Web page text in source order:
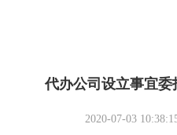
代办公司设立事宜
2020-07-03